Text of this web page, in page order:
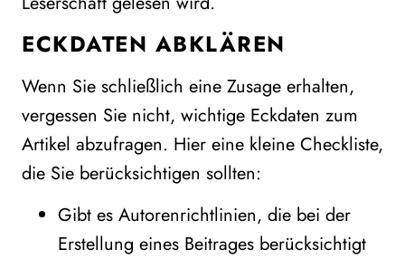
ECKDATEN ABKLÄREN
Wenn Sie schließlich eine Zusage erhalten,
vergessen Sie nicht, wichtige Eckdaten zum
Artikel abzufragen. Hier eine kleine Checkliste,
die Sie berücksichtigen sollten:
Gibt es Autorenrichtlinien, die bei der
Erstellung eines Beitrages berücksichtigt